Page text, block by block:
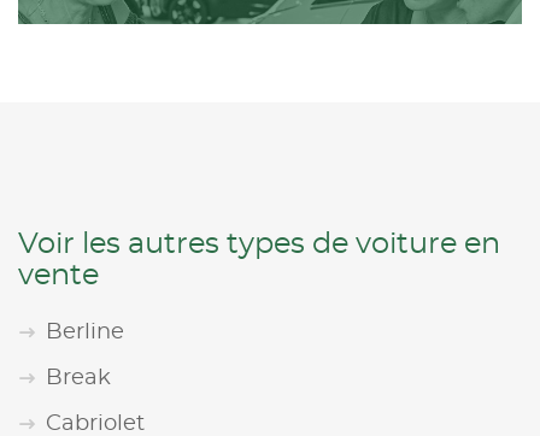
Voir les autres types de voiture en
vente
Berline
Break
Cabriolet